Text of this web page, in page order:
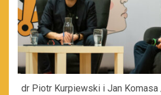
dr Piotr Kurpiewski i Jan